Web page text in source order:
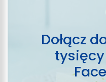
Dołącz